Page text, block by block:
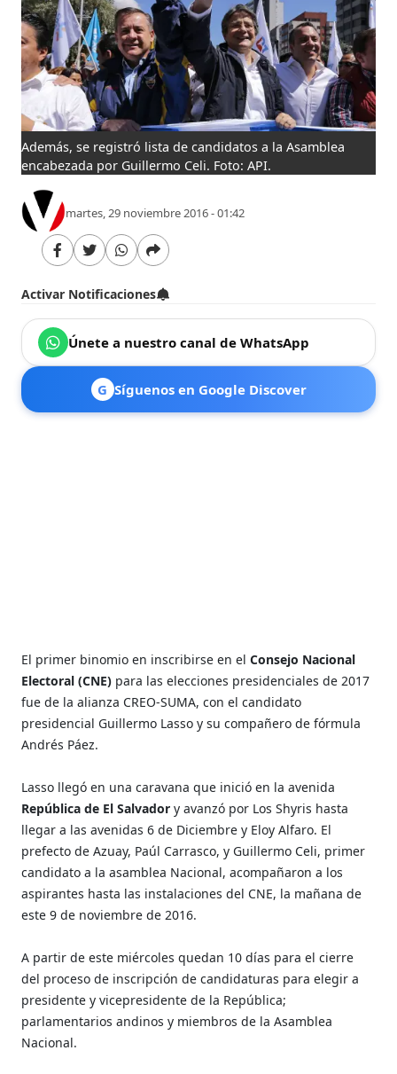
Además, se registró lista de candidatos a la Asamblea
encabezada por Guillermo Celi. Foto: API.
martes, 29 noviembre 2016 - 01:42
Activar Notificaciones
Únete a nuestro canal de WhatsApp
G Síguenos en Google Discover
El primer binomio en inscribirse en elConsejo Nacional
Electoral (CNE) para las elecciones presidenciales de 2017
fue de la alianza CREO-SUMA, con el candidato
presidencial Guillermo Lasso y su compañero de fórmula
Andrés Páez.
Lasso llegó en una caravana que inició en la avenida
República de El Salvador y avanzó por Los Shyris hasta
llegar a las avenidas 6 de Diciembre y Eloy Alfaro. El
prefecto de Azuay, Paúl Carrasco, y Guillermo Celi, primer
candidato a la asamblea Nacional, acompañaron a los
aspirantes hasta las instalaciones del CNE, la mañana de
este 9 de noviembre de 2016.
A partir de este miércoles quedan 10 días para el cierre
del proceso de inscripción de candidaturas para elegir a
presidente y vicepresidente de la República;
parlamentarios andinos y miembros de la Asamblea
Nacional.